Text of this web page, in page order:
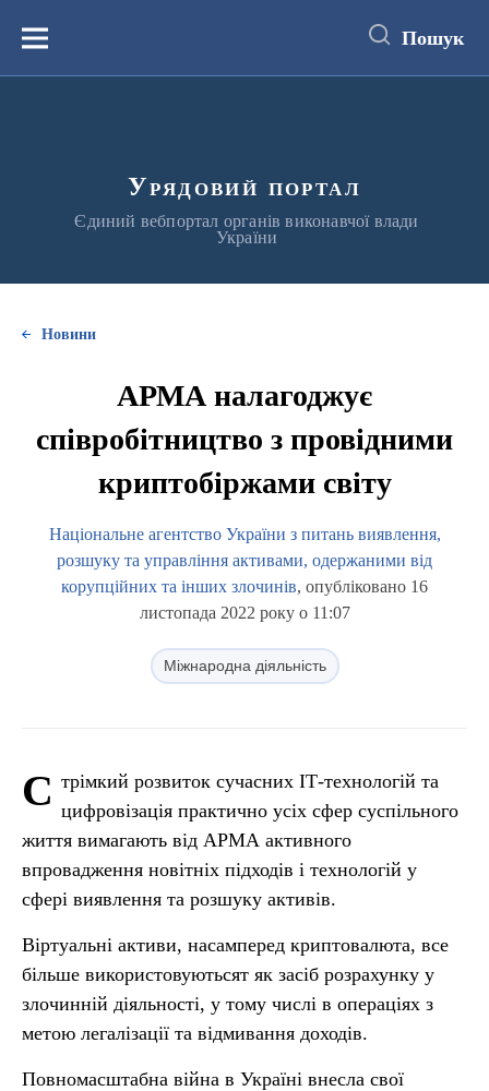
вмістуМеню Пошук
Урядовий портал
Єдиний вебпортал органів виконавчої влади
України
Новини
АРМА налагоджує
співробітництво з провідними
криптобіржами світу
Національне агентство України з питань виявлення,
розшуку та управління активами, одержаними від
корупційних та інших злочинів, опубліковано 16
листопада 2022 року о 11:07
Міжнародна діяльність
С трімкий розвиток сучасних ІТ-технологій та
цифровізація практично усіх сфер суспільного
життя вимагають від АРМА активного
впровадження новітніх підходів і технологій у
сфері виявлення та розшуку активів.
Віртуальні активи, насамперед криптовалюта, все
більше використовуютьсят як засіб розрахунку у
злочинній діяльності, у тому числі в операціях з
метою легалізації та відмивання доходів.
Повномасштабна війна в Україні внесла свої